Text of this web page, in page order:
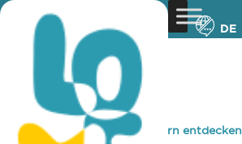
DE
You are here: Home »Zypern entdecken